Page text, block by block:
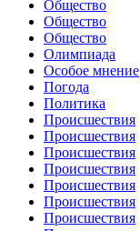
Общество
Общество
Общество
Олимпиада
Особое мнение
Погода
Политика
Происшествия
Происшествия
Происшествия
Происшествия
Происшествия
Происшествия
Происшествия